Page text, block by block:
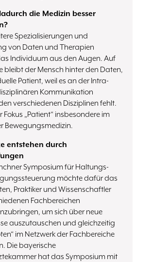
die Medizin besser
Spezialisierungen und
von Daten und Therapien
Individuum aus den Augen. Auf
bleibt der Mensch hinter den Daten,
Patient, weil es an der Intra-
Kommunikation
verschiedenen Disziplinen fehlt.
Fokus „Patient“ insbesondere im
Bewegungsmedizin.
entstehen durch
Symposium für Haltungs-
möchte dafür das
Praktiker und Wissenschaftler
Fachbereichen
um sich über neue
auszutauschen und gleichzeitig
im Netzwerk der Fachbereiche
Die bayerische
hat das Symposium mit